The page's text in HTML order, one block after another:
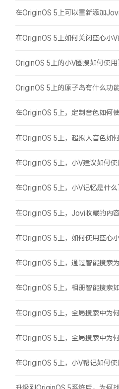
在OriginOS 5上可以重新添加Jovi
在OriginOS 5上如何关闭蓝心小V
OriginOS 5上的小V圈搜如何使用
OriginOS 5上的原子岛有什么功
在OriginOS 5上，定制音色如何使
在OriginOS 5上，超拟人音色如何
在OriginOS 5上，小V建议如何使
在OriginOS 5上，小V记忆是什么
在OriginOS 5上，Jovi收藏的内
在OriginOS 5上，如何使用蓝心
在OriginOS 5上，相册智能搜索如
在OriginOS 5上，全局搜索中为
在OriginOS 5上，小V帮记如何使